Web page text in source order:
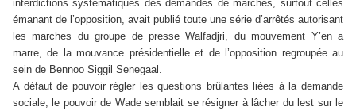
interdictions systématiques des demandes de marches, surtout celles
émanant de l’opposition, avait publié toute une série d’arrêtés autorisant
les marches du groupe de presse Walfadjri, du mouvement Y’en a
marre, de la mouvance présidentielle et de l’opposition regroupée au
sein de Bennoo Siggil Senegaal.
A défaut de pouvoir régler les questions brûlantes liées à la demande
sociale, le pouvoir de Wade semblait se résigner à lâcher du lest sur le